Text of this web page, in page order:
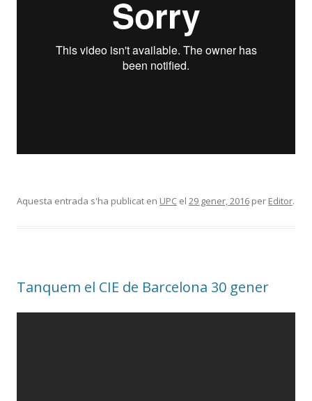
Aquesta entrada s'ha publicat en UPC el 29 gener, 2016 per Editor.
Tanquem el CIE de Barcelona 30 gener